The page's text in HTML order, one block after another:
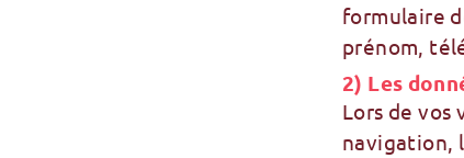
formulaire
prénom,
2) Les
Lors de
navigation,